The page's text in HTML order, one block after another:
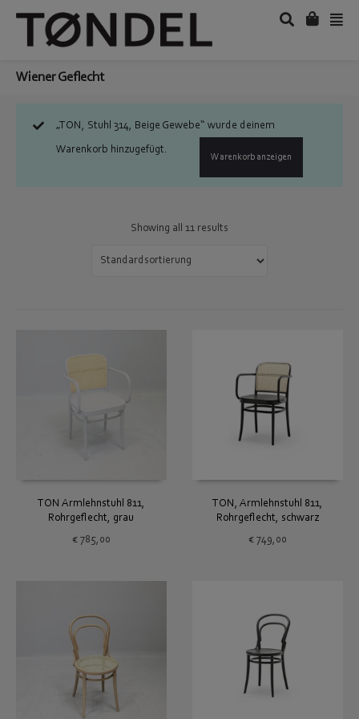
Wiener Geflecht
„TON, Stuhl 314, Beige Gewebe“ wurde deinem
Warenkorb hinzugefügt.
Warenkorb anzeigen
Showing all 11 results
TON Armlehnstuhl 811,
Rohrgeflecht, grau
€785,00
TON, Armlehnstuhl 811,
Rohrgeflecht, schwarz
€ 749,00